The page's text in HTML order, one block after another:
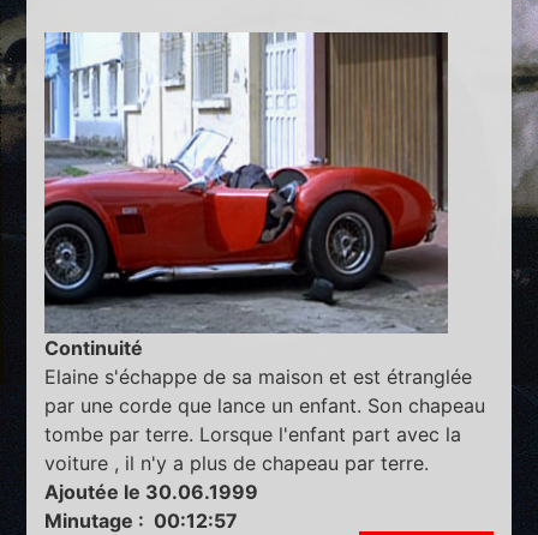
Continuité
Elaine s'échappe de sa maison et est étranglée
par une corde que lance un enfant. Son chapeau
tombe par terre. Lorsque l'enfant part avec la
voiture , il n'y a plus de chapeau par terre.
Ajoutée le 30.06.1999
Minutage : 00:12:57